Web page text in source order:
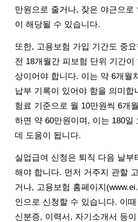
만원으로 줄거나, 잦은 야근으로
이 해당될 수 있습니다.
또한, 고용보험 가입 기간도 중
전 18개월간 피보험 단위 기간이
상이어야 합니다. 이는 약 6개월
납부 기록이 있어야 함을 의미합
험료 기준으로 월 10만원씩 6개
하면 약 60만원이며, 이는 180일
데 도움이 됩니다.
실업급여 신청은 퇴직 다음 날부
해야 합니다. 먼저 거주지 관할
거나, 고용보험 홈페이지
인으로 신청할 수 있습니다. 이
신분증, 이력서, 자기소개서 등